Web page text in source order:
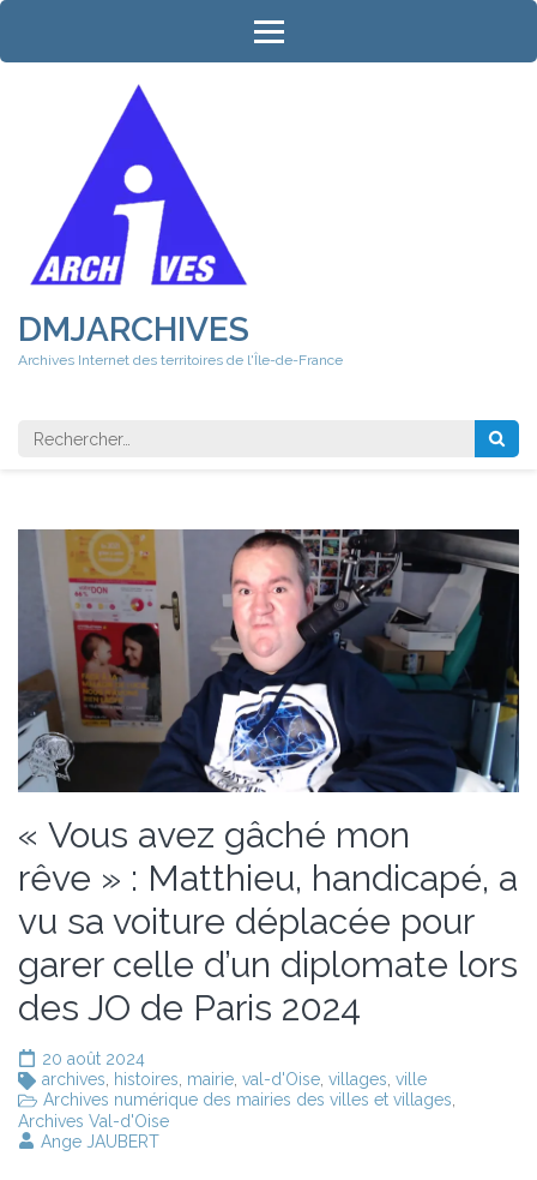
Aller
contenu
DMJARCHIVES
Archives Internet des territoires de l'Île-de-France
Rechercher
« Vous avez gâché mon
rêve » : Matthieu, handicapé, a
vu sa voiture déplacée pour
garer celle d’un diplomate lors
des JO de Paris 2024
20 août 2024
archives
histoires mairie val-d'Oise villages ville
Archives numérique des mairies des villes et villages
Archives Val-d'Oise
Ange JAUBERT